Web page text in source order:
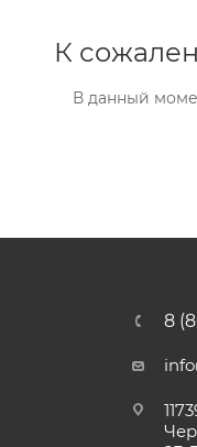
К
В данный
8